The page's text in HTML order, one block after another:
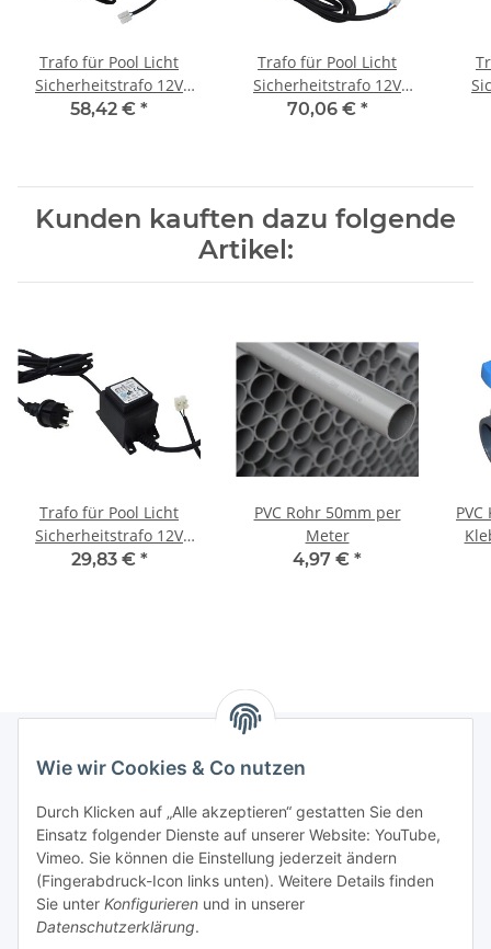
Wie wir Cookies & Co nutzen
Durch Klicken auf „Alle akzeptieren“ gestatten Sie den
Einsatz folgender Dienste auf unserer Website: YouTube,
Vimeo. Sie können die Einstellung jederzeit ändern
(Fingerabdruck-Icon links unten). Weitere Details finden
Sie unter Konfigurieren und in unserer
Datenschutzerklärung.
Trafo für Pool Licht
Sicherheitstrafo 12V
100W
58,42 € *
Trafo für Pool Licht
Sicherheitstrafo 12V
300W
70,06 € *
Kunden kauften dazu folgende
Artikel:
Trafo für Pool Licht
Sicherheitstrafo 12V
30W
29,83 € *
PVC Rohr 50mm per
Meter
4,97 € *
Gesetzliche Informationen
Starke Marken